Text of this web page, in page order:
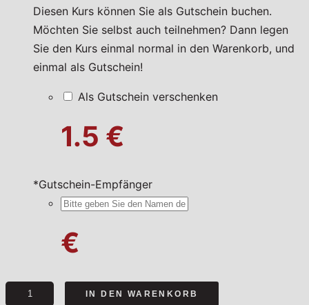
Diesen Kurs können Sie als Gutschein buchen.
Möchten Sie selbst auch teilnehmen? Dann legen
Sie den Kurs einmal normal in den Warenkorb, und
einmal als Gutschein!
Als Gutschein verschenken
1.5 €
*Gutschein-Empfänger
€
Spanische
IN DEN WARENKORB